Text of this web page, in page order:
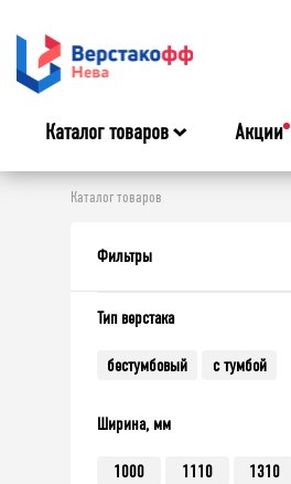
Каталог товаров Акции
Каталог товаров
Фильтры
Тип верстака
бестумбовый с тумбой
Ширина, мм
1000 1110 1310